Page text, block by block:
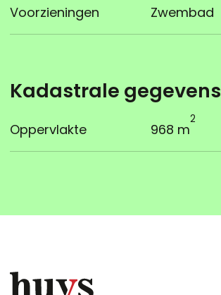
Voorzieningen Zwembad
Kadastrale gegevens
Oppervlakte 968 m
2